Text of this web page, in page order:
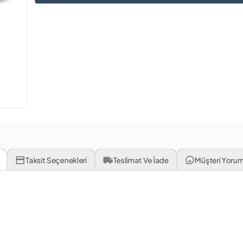
Taksit Seçenekleri Teslimat Ve İade Müşteri